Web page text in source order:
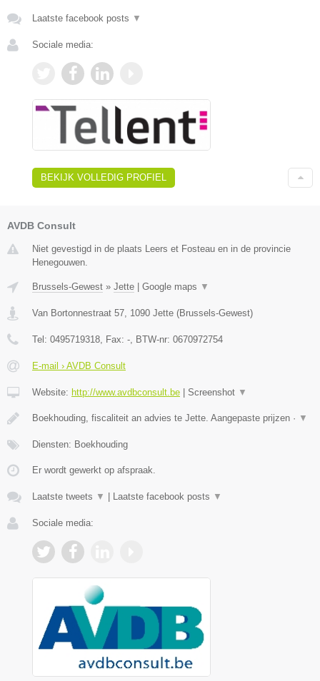
Laatste facebook posts ▼
Sociale media:
BEKIJK VOLLEDIG PROFIEL
AVDB Consult
Niet gevestigd in de plaats Leers et Fosteau en in de provincie
Henegouwen.
Brussels-Gewest » Jette Google maps ▼
Van Bortonnestraat 57, 1090 Jette (Brussels-Gewest)
Tel: 0495719318, Fax: -, BTW-nr: 0670972754
E-mail › AVDB Consult
Website: http://www.avdbconsult.be Screenshot ▼
Boekhouding, fiscaliteit an advies te Jette. Aangepaste prijzen · ▼
Diensten: Boekhouding
Er wordt gewerkt op afspraak.
Laatste tweets ▼ Laatste facebook posts ▼
Sociale media: